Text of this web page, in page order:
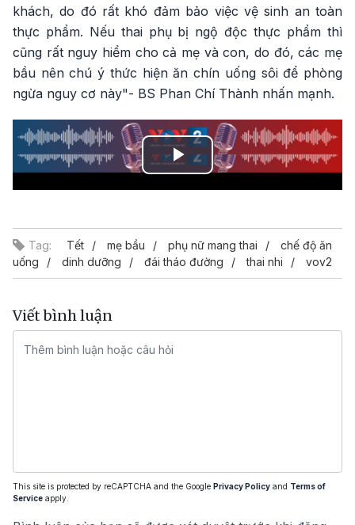
khách, do đó rất khó đảm bảo việc vệ sinh an toàn
thực phẩm. Nếu thai phụ bị ngộ độc thực phẩm thì
cũng rất nguy hiểm cho cả mẹ và con, do đó, các mẹ
bầu nên chú ý thức hiện ăn chín uống sôi để phòng
ngừa nguy cơ này"- BS Phan Chí Thành nhấn mạnh.
Play
Tag: Tết mẹ bầu phụ nữ mang thai
chế độ ăn
uống
dinh dưỡng đái tháo đường thai nhi vov2
Viết bình luận
This site is protected by reCAPTCHA and the Google Privacy Policy and Terms of
Service apply.